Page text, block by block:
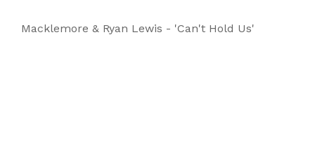
Macklemore & Ryan Lewis - 'Can't Hold Us'